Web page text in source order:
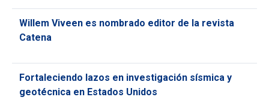
Willem Viveen es nombrado editor de la revista
Catena
Fortaleciendo lazos en investigación sísmica y
geotécnica en Estados Unidos